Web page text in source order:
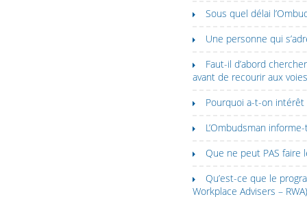
Sous quel délai
Une personne qui
Faut-il d’abord
avant de recourir aux
Pourquoi a-t-on intérêt
L’Ombudsman
Que ne peut PAS faire
Qu’est-ce que le
Workplace Advisers –